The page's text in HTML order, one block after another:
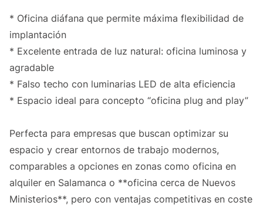
* Oficina diáfana que permite máxima flexibilidad de
implantación
* Excelente entrada de luz natural: oficina luminosa y
agradable
* Falso techo con luminarias LED de alta eficiencia
* Espacio ideal para concepto “oficina plug and play”
Perfecta para empresas que buscan optimizar su
espacio y crear entornos de trabajo modernos,
comparables a opciones en zonas como oficina en
alquiler en Salamanca o **oficina cerca de Nuevos
Ministerios**, pero con ventajas competitivas en coste